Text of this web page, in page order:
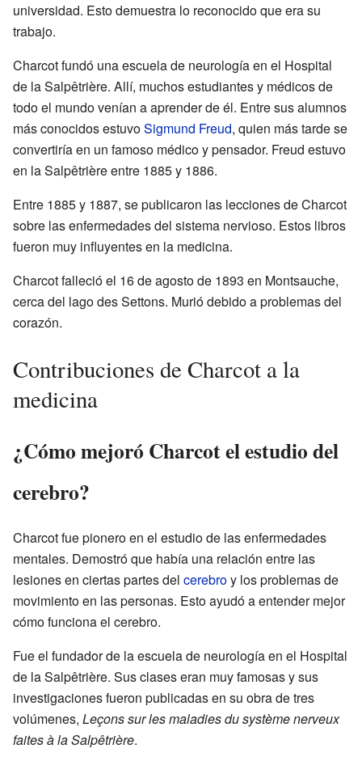
universidad. Esto demuestra lo reconocido que era su
trabajo.
Charcot fundó una escuela de neurología en el Hospital
de la Salpêtrière. Allí, muchos estudiantes y médicos de
todo el mundo venían a aprender de él. Entre sus alumnos
más conocidos estuvoSigmund Freud, quien más tarde se
convertiría en un famoso médico y pensador. Freud estuvo
en la Salpêtrière entre 1885 y 1886.
Entre 1885 y 1887, se publicaron las lecciones de Charcot
sobre las enfermedades del sistema nervioso. Estos libros
fueron muy influyentes en la medicina.
Charcot falleció el 16 de agosto de 1893 en Montsauche,
cerca del lago des Settons. Murió debido a problemas del
corazón.
Contribuciones de Charcot a la
medicina
¿Cómo mejoró Charcot el estudio del
cerebro?
Charcot fue pionero en el estudio de las enfermedades
mentales. Demostró que había una relación entre las
lesiones en ciertas partes del cerebroy los problemas de
movimiento en las personas. Esto ayudó a entender mejor
cómo funciona el cerebro.
Fue el fundador de la escuela de neurología en el Hospital
de la Salpêtrière. Sus clases eran muy famosas y sus
investigaciones fueron publicadas en su obra de tres
volúmenes, Leçons sur les maladies du système nerveux
faites à la Salpêtrière.